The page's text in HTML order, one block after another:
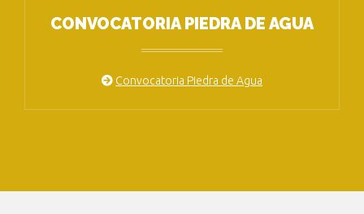
CONVOCATORIA PIEDRA DE AGUA
Convocatoria Piedra de Agua